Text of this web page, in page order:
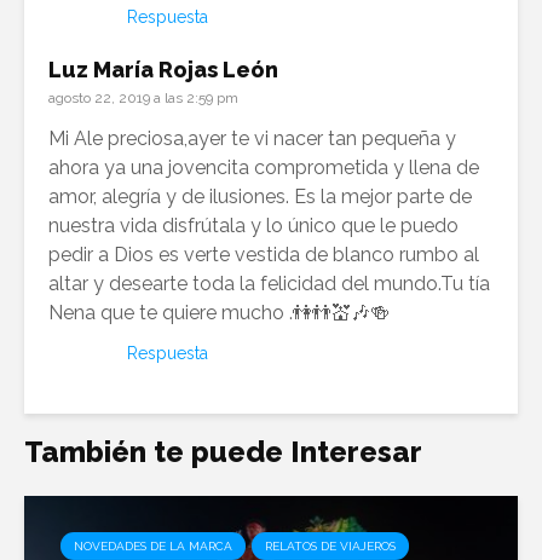
Respuesta
Luz María Rojas León
agosto 22, 2019 a las 2:59 pm
Mi Ale preciosa,ayer te vi nacer tan pequeña y
ahora ya una jovencita comprometida y llena de
amor, alegría y de ilusiones. Es la mejor parte de
nuestra vida disfrútala y lo único que le puedo
pedir a Dios es verte vestida de blanco rumbo al
altar y desearte toda la felicidad del mundo.Tu tía
Nena que te quiere mucho .👫👬💒🎶🍻
Respuesta
También te puede Interesar
NOVEDADES DE LA MARCA RELATOS DE VIAJEROS